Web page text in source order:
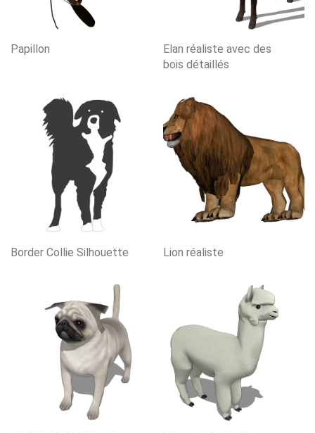
Papillon
Elan réaliste avec des
bois détaillés
Border Collie Silhouette Lion réaliste